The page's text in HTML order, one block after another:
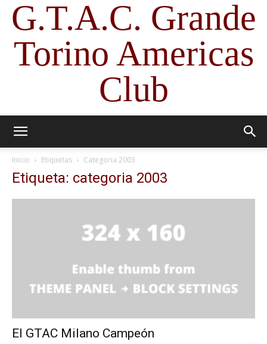
G.T.A.C. Grande
Torino Americas
Club
Inicio Etiquetas Categoria 2003
Etiqueta: categoria 2003
El GTAC Milano Campeón